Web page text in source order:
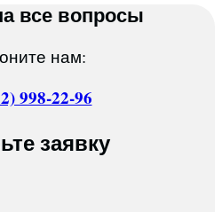
все вопросы
нам:
998-22-96
заявку